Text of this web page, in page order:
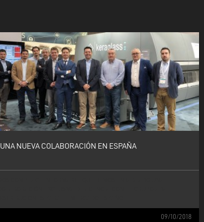
UNA NUEVA COLABORACIÓN EN ESPAÑA
09/10/2018